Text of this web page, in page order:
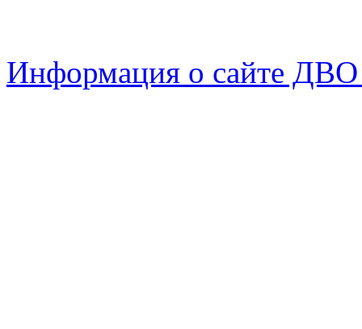
Информация о сайте